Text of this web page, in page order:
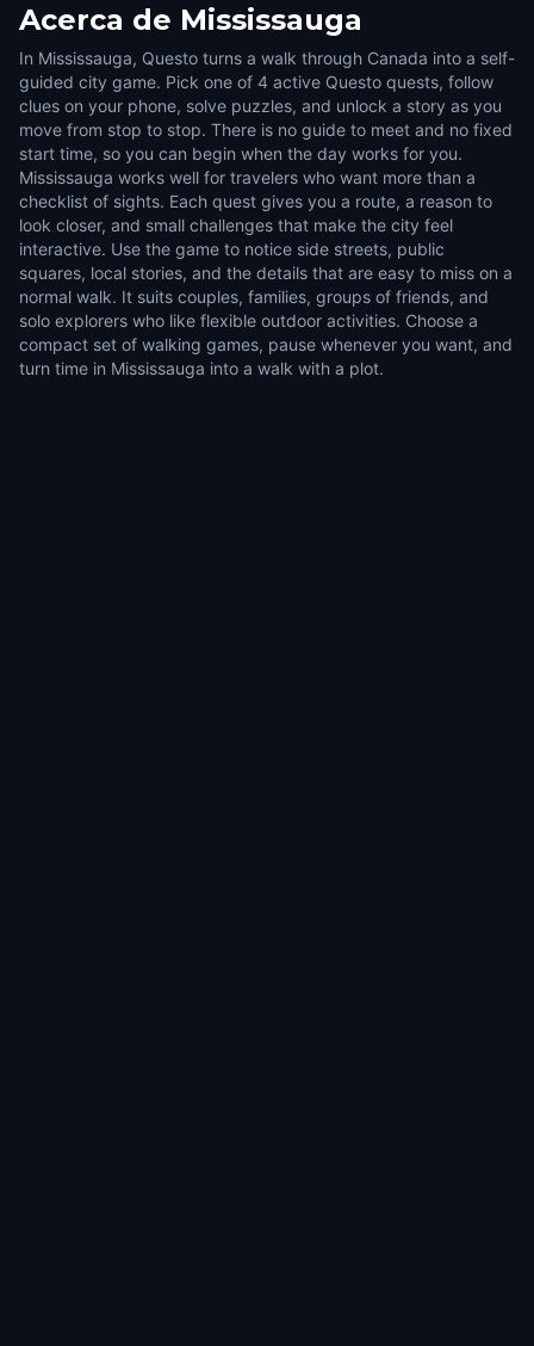
Acerca de Mississauga
In Mississauga, Questo turns a walk through Canada into a self-
guided city game. Pick one of 4 active Questo quests, follow
clues on your phone, solve puzzles, and unlock a story as you
move from stop to stop. There is no guide to meet and no fixed
start time, so you can begin when the day works for you.
Mississauga works well for travelers who want more than a
checklist of sights. Each quest gives you a route, a reason to
look closer, and small challenges that make the city feel
interactive. Use the game to notice side streets, public
squares, local stories, and the details that are easy to miss on a
normal walk. It suits couples, families, groups of friends, and
solo explorers who like flexible outdoor activities. Choose a
compact set of walking games, pause whenever you want, and
turn time in Mississauga into a walk with a plot.